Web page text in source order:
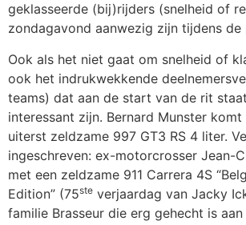
geklasseerde (bij)rijders (snelheid of
zondagavond aanwezig zijn tijdens
Ook als het niet gaat om snelheid of
ook het indrukwekkende
teams) dat aan de start van de rit
interessant zijn. Bernard Munster
uiterst zeldzame 997 GT3 RS 4 liter.
ingeschreven: ex-motorcrosser Jean-
met een zeldzame 911 Carrera 4S
Edition” (75ste verjaardag van Jacky
familie Brasseur die erg gehecht is